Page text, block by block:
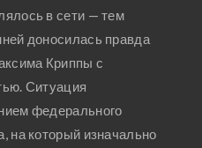
в сети — тем
доносилась правда
Криппы с
Ситуация
федерального
на который изначально